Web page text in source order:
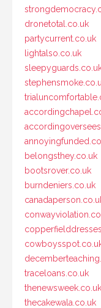
dronetotal.co.uk
partycurrent.co.uk
lightalso.co.uk
belongsthey.co.uk
bootsrover.co.uk
burndeniers.co.uk
traceloans.co.uk
thenewsweek.co.uk
thecakewala.co.uk